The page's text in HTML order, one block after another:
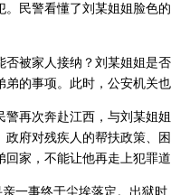
。民警看懂了刘某姐姐脸色
否被家人接纳？刘某姐姐是
的事项。此时，公安机关
警再次奔赴江西，与刘某姐
政府对残疾人的帮扶政策、
回家，不能让他再走上犯罪
亲一事终于尘埃落定。出狱